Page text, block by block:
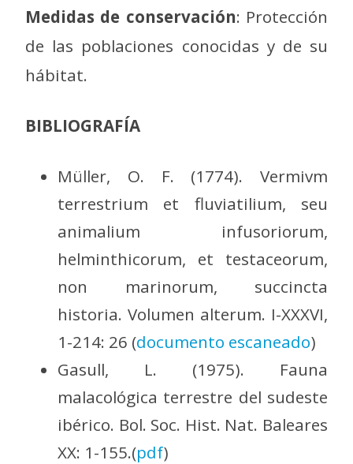
Medidas de conservación: Protección
de las poblaciones conocidas y de su
hábitat.
BIBLIOGRAFÍA
Müller, O. F. (1774). Vermivm
terrestrium et fluviatilium, seu
animalium infusoriorum,
helminthicorum, et testaceorum,
non marinorum, succincta
historia. Volumen alterum. I-XXXVI,
1-214: 26 (documento escaneado)
Gasull, L. (1975). Fauna
malacológica terrestre del sudeste
ibérico. Bol. Soc. Hist. Nat. Baleares
XX: 1-155.(pdf)